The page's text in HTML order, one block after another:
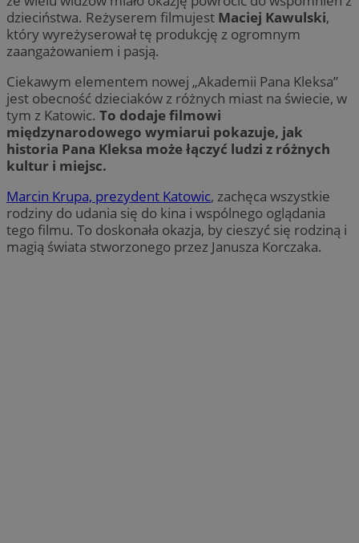
dzieciństwa. Reżyserem filmujest Maciej Kawulski,
który wyreżyserował tę produkcję z ogromnym
zaangażowaniem i pasją.
Ciekawym elementem nowej „Akademii Pana Kleksa”
jest obecność dzieciaków z różnych miast na świecie, w
tym z Katowic. To dodaje filmowi
międzynarodowego wymiarui pokazuje, jak
historia Pana Kleksa może łączyć ludzi z różnych
kultur i miejsc.
Marcin Krupa, prezydent Katowic, zachęca wszystkie
rodziny do udania się do kina i wspólnego oglądania
tego filmu. To doskonała okazja, by cieszyć się rodziną i
magią świata stworzonego przez Janusza Korczaka.